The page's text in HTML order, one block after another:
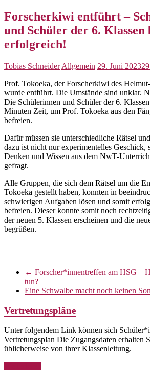
Forscherkiwi entführt –
und Schüler der 6. Klassen
erfolgreich!
Tobias Schneider Allgemein 29. Juni 2023
Prof. Tokoeka, der Forscherkiwi des
wurde entführt. Die Umstände sind unklar.
Die Schülerinnen und Schüler der 6.
Minuten Zeit, um Prof. Tokoeka aus den
befreien.
Dafür müssen sie unterschiedliche Rätsel
dazu ist nicht nur experimentelles Geschick,
Denken und Wissen aus dem NwT-
gefragt.
Alle Gruppen, die sich dem Rätsel um die
Tokoeka gestellt haben, konnten in
schwierigen Aufgaben lösen und somit
befreien. Dieser konnte somit noch
der neuen 5. Klassen erscheinen und die
begrüßen.
← Forscher*innentreffen am HSG –
tun?
Eine Schwalbe macht noch keinen
Vertretungspläne
Unter folgendem Link können sich
Vertretungsplan Die Zugangsdaten erhalten
üblicherweise von ihrer Klassenleitung.